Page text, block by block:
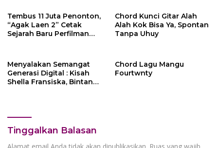
Tembus 11 Juta Penonton,
“Agak Laen 2” Cetak
Sejarah Baru Perfilman
Chord Kunci Gitar Alah
Alah Kok Bisa Ya, Spontan
Tanpa Uhuy
Menyalakan Semangat
Generasi Digital : Kisah
Shella Fransiska, Bintang
Chord Lagu Mangu
Fourtwnty
Tinggalkan Balasan